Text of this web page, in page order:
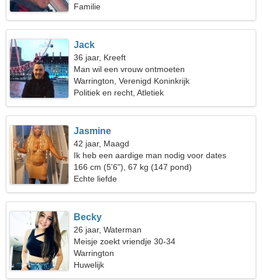
Familie
Jack
36 jaar, Kreeft
Man wil een vrouw ontmoeten
Warrington, Verenigd Koninkrijk
Politiek en recht, Atletiek
Jasmine
42 jaar, Maagd
Ik heb een aardige man nodig voor dates
166 cm (5'6"), 67 kg (147 pond)
Echte liefde
Becky
26 jaar, Waterman
Meisje zoekt vriendje 30-34
Warrington
Huwelijk